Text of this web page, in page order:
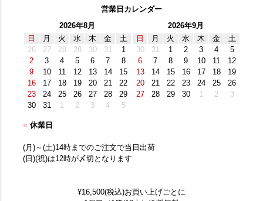
営業日カレンダー
2026年8月
日
月 火 水 木 金
土
26
27 28 29 30 31
1
2
3 4 5 6 7
8
9
10 11 12 13 14
15
16
17 18 19 20 21
22
23
24 25 26 27 28
29
30
31 1 2 3 4 5
2026年9月
日
月 火 水 木 金
土
30
31 1 2 3 4
5
6
7 8 9 10 11
12
13
14 15 16 17 18
19
20
21 22 23 24 25
26
27
28 29 30 1 2 3
■ 休業日
(月)～(土)14時までのご注文で当日出荷
(日)(祝)は12時が〆切となります
¥16,500(税込)お買い上げごとに